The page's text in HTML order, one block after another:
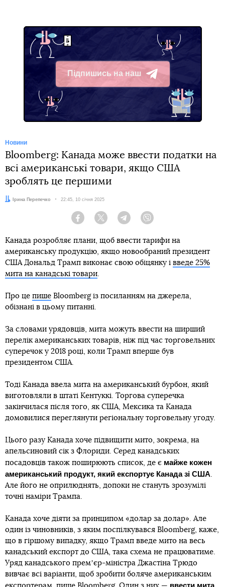
Підпишись на наш
Telegram
Новини
Bloomberg: Канада може ввести податки на
всі американські товари, якщо США
зроблять це першими
Автор:Ірина Перепечко Дата:
22:45, 10 січня 2025
Facebook Twitter Telegram
Канада розробляє плани, щоб ввести тарифи на
американську продукцію, якщо новообраний президент
США Дональд Трамп виконає свою обіцянку і введе 25%
мита на канадські товари
Про це пише Bloomberg із посиланням на джерела,
обізнані в цьому питанні.
За словами урядовців, мита можуть ввести на ширший
перелік американських товарів, ніж під час торговельних
суперечок у 2018 році, коли Трамп вперше був
президентом США.
Тоді Канада ввела мита на американський бурбон, який
виготовляли в штаті Кентуккі. Торгова суперечка
закінчилася після того, як США, Мексика та Канада
домовилися переглянути регіональну торговельну угоду.
Цього разу Канада хоче підвищити мито, зокрема, на
апельсиновий сік з Флориди. Серед канадських
посадовців також поширюють список, де є майже кожен
американський продукт, який експортує Канада зі США
Але його не оприлюднять, допоки не стануть зрозумілі
точні наміри Трампа.
Канада хоче діяти за принципом «долар за долар». Але
один із чиновників, з яким поспілкувався Bloomberg, каже,
що в гіршому випадку, якщо Трамп введе мито на весь
канадський експорт до США, така схема не працюватиме.
Уряд канадського премʼєр-міністра Джастіна Трюдо
вивчає всі варіанти, щоб зробити боляче американським
ввести мита